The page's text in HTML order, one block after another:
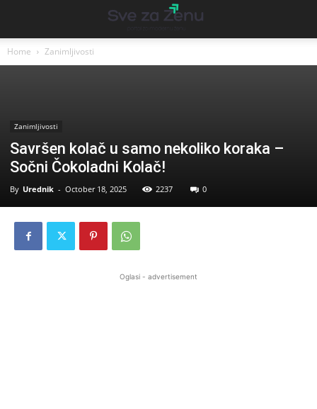
Home Zanimljivosti
Zanimljivosti
Savršen kolač u samo nekoliko koraka –
Sočni Čokoladni Kolač!
By Urednik - October 18, 2025 2237 0
Oglasi - advertisement